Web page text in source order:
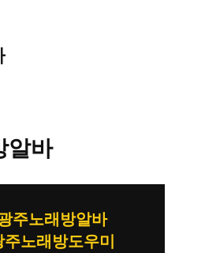
알바
주노래방알바
주노래방도우미